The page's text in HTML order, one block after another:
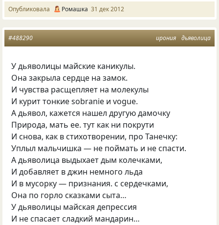
Опубликовала Ромашка 31 дек 2012
ирония дьяволица
#488290
У дьяволицы майские каникулы.
Она закрыла сердце на замок.
И чувства расщепляет на молекулы
И курит тонкие sobranie и vogue.
А дьявол, кажется нашел другую дамочку
Природа, мать ее. тут как ни покрути
И снова, как в стихотворении, про Танечку:
Уплыл мальчишка — не поймать и не спасти.
А дьяволица выдыхает дым колечками,
И добавляет в джин немного льда
И в мусорку — признания. с сердечками,
Она по горло сказками сыта…
У дьяволицы майская депрессия
И не спасает сладкий мандарин…